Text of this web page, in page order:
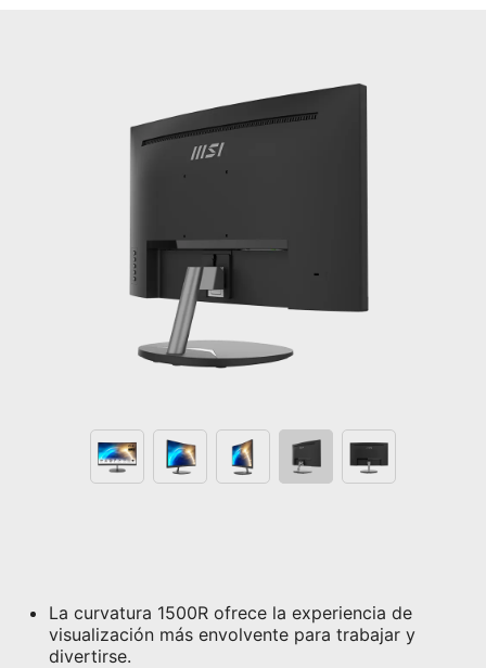
La curvatura 1500R ofrece la experiencia de
visualización más envolvente para trabajar y
divertirse.